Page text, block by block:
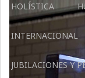
HOLÍSTICA
INTERNACIONAL
JUBILACIONES Y